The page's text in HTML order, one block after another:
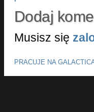
Dodaj
Musisz się
PRACUJE NA